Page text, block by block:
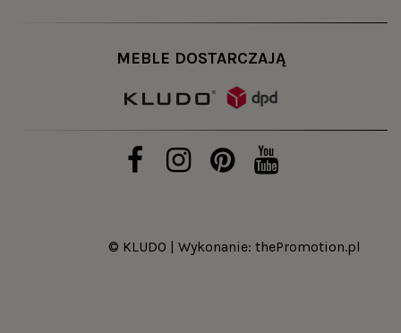
MEBLE DOSTARCZAJĄ
© KLUDO | Wykonanie: thePromotion.pl